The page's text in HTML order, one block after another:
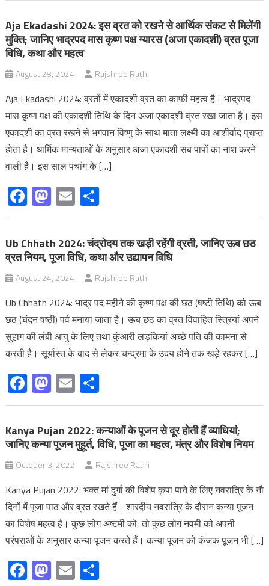
Aja Ekadashi 2024: इस व्रत को रखने से आर्थिक संकट से मिलेंगी
मुक्ति; जानिए भाद्रपद मास कृष्ण पक्ष ग्यारस (अजा एकादशी) व्रत पूजा
विधि, कथा और महत्व
August 28, 2024 Rajshree Rathi
Aja Ekadashi 2024: व्रतों में एकादशी व्रत का काफी महत्‍व है। भाद्रपद
मास कृष्ण पक्ष की एकादशी तिथि के दिन अजा एकादशी व्रत रखा जाता है। इस
एकादशी का व्रत रखने से भगवान विष्णु के साथ माता लक्ष्‍मी का आशीर्वाद प्राप्त
होता है। धार्मिक मान्‍यताओं के अनुसार अजा एकादशी सब पापों का नाश करने
वाली है। इस साल पंचांग के […]
Facebook
Mastodon
EmailShare
Ub Chhath 2024: चंद्रोदय तक खड़ी रहेंगी व्रती, जानिए ऊब छठ
व्रत नियम, पूजा विधि, कथा और उद्यापन विधि
August 24, 2024 Rajshree Rathi
Ub Chhath 2024: भाद्र पद महीने की कृष्ण पक्ष की छठ (षष्टी तिथि) को ऊब
छठ (चंदन षष्ठी) पर्व मनाया जाता है। ऊब छठ का व्रत विवाहित स्त्रियां अपने
सुहाग की लंबी आयु के लिए तथा कुंआरी लड़कियां अच्छे पति की कामना से
करती है। सूर्यास्त के बाद से लेकर चन्द्रमा के उदय होने तक खड़े रहकर […]
Facebook
Mastodon
EmailShare
Kanya Pujan 2022: कन्याओं के पूजन से दूर होती हैं व्याधियां;
जानिए कन्या पूजन मुहूर्त, विधि, पूजा का महत्व, मंत्र और विशेष नियम
October 3, 2022 Rajshree Rathi
Kanya Pujan 2022: भक्‍त मां दुर्गा की विशेष कृपा पाने के लिए नवरात्रि के नौ
दिनों में पूजा पाठ और व्रत रखते हैं। शारदीय नवरात्रि के दौरान कन्या पूजन
का विशेष महत्व है। कुछ लोग अष्टमी को, तो कुछ लोग नवमी को अपनी
परंपराओं के अनुसार कन्या पूजन करते हैं। कन्‍या पूजन को कंजक पूजन भी […]
Facebook
Mastodon
EmailShare